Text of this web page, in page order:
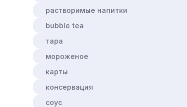
растворимые напитки
bubble tea
тара
мороженое
карты
консервация
соус